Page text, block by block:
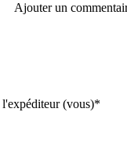
Ajouter un
(vous)*